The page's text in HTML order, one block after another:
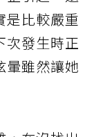
是比較嚴重
次發生時正
暈雖然讓她